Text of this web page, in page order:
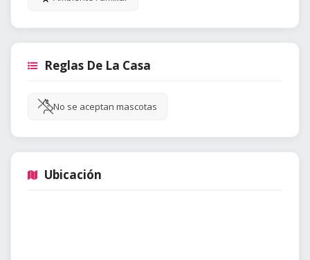
Reglas De La Casa
No se aceptan mascotas
Ubicación